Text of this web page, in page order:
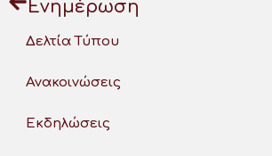
Ενημέρωση
Δελτία Τύπου
Ανακοινώσεις
Εκδηλώσεις